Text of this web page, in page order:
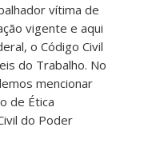
vítima de
vigente e aqui
o Código Civil
do Trabalho. No
mencionar
de Ética
do Poder